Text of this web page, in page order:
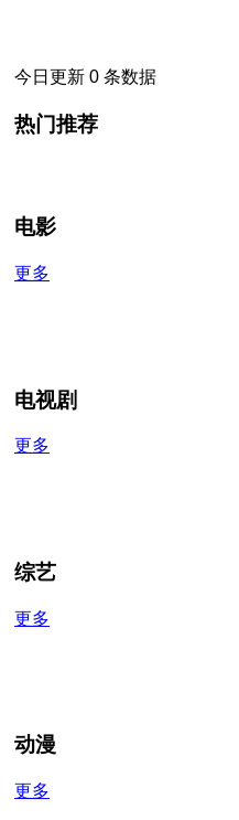
今日更新 0 条数据
热门推荐
电影
更多
电视剧
更多
综艺
更多
动漫
更多